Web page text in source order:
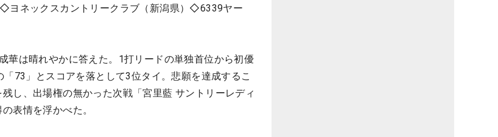
ネックスカントリークラブ（新潟県）◇6339ヤー
華は晴れやかに答えた。1打リードの単独首位から初優
73」とスコアを落として3位タイ。悲願を達成するこ
し、出場権の無かった次戦「宮里藍 サントリーレディ
表情を浮かべた。